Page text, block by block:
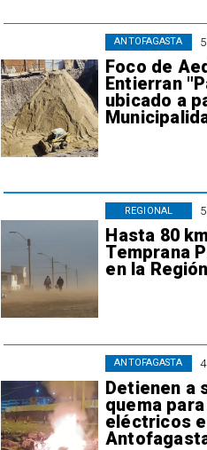
Foco de
Entierran
ubicado a
ANTOFAGASTA
Hasta 80
Temprana
en la
REGIONAL
Detienen a
quema
eléctricos
ANTOFAGASTA